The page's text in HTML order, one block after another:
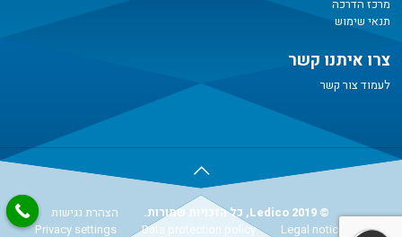
מרכז הדרכה
תנאי שימוש
צרו איתנו קשר
לעמוד צור קשר
© Ledico 2019, כל הזכויות שמורות.
הצהרת נגישות
Legal notice
Data protection policy
Privacy settings